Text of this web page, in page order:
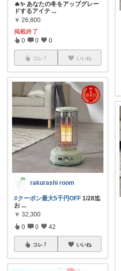
🔥✨ あなたの冬をアップグレー
ドするアイテ ...
￥ 26,800
掲載終了
0 0 0
コレ いいね
rakurashi room
#クーポン最大5千円OFF 1/28迄
お ...
￥ 32,300
0 0 42
コレ いいね